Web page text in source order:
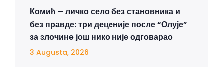
Комић – личко село без становника и
без правде: три деценије после “Олује”
за злочинe још нико није одговарао
3 Augusta, 2026